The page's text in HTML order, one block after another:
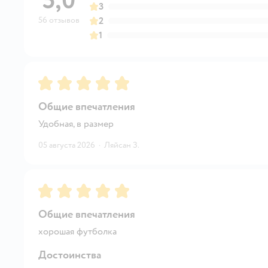
56 отзывов
3
2
1
Рейтинг:5
Общие впечатления
Удобная, в размер
05 августа 2026 · Ляйсан З.
Рейтинг:5
Общие впечатления
хорошая футболка
Достоинства